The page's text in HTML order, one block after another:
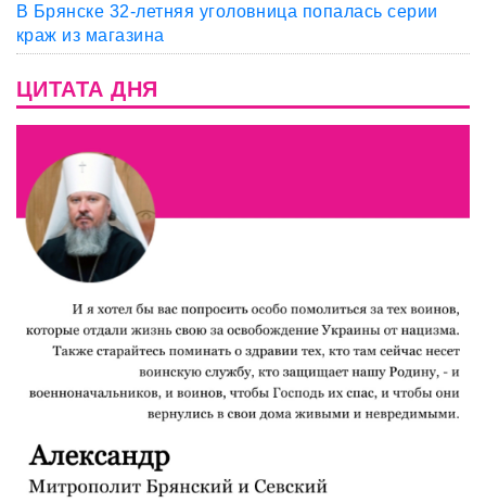
В Брянске 32-летняя уголовница попалась серии
краж из магазина
ЦИТАТА ДНЯ